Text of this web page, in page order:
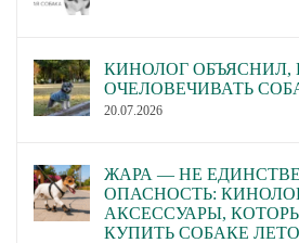
КИНОЛОГ ОБЪЯСНИЛ,
ОЧЕЛОВЕЧИВАТЬ
20.07.2026
ЖАРА — НЕ
ОПАСНОСТЬ:
АКСЕССУАРЫ,
КУПИТЬ СОБАКЕ